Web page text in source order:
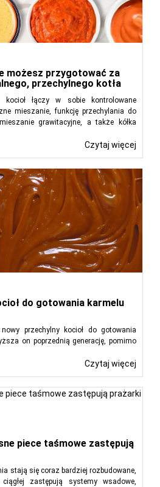
możesz przygotować za
przechylnego kotła
kocioł łączy w sobie kontrolowane
mieszanie, funkcję przechylania do
grawitacyjne, a także kółka
Czytaj więcej
do gotowania karmelu
przechylny kocioł do gotowania
on poprzednią generację, pomimo
Czytaj więcej
piece taśmowe zastępują
stają się coraz bardziej rozbudowane,
zastępują systemy wsadowe,